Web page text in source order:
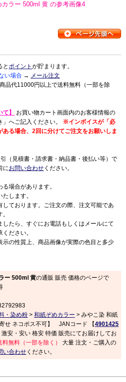
ラー 500ml 黄 の参考画像4
とポイント が貯まります。
い場合 → メール注文
品代11000円以上で送料無料（一部を除
】
お買い物カート画面内のお客様情報の
へご記入ください。 ※インボイスが「必
る場合、2回に分けてご注文をお願いしま
（見積書・請求書・納品書・後払い等）で
にお問い合わせ ください。
場合があります。
します。
ております。ご注文の際、注文可能であ
たら、すぐにお電話もしくはメールにて
ださい。
の性質上、商品画像が実際の色目と多少
ー 500ml 黄の通販 販売 価格のページで
・染め粉 > 和紙ぞめカラー > みやこ染 和紙
せ ネコポス不可】 JANコード 【4901425
安・安い 格安 特価 販売にてお届けしてお
無料（一部を除く）
大量 注文・ご購入の
い合わせ ください。